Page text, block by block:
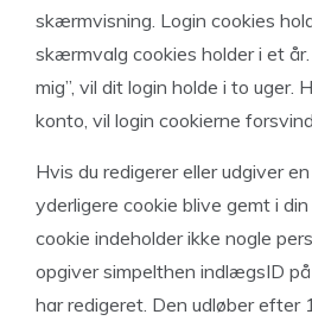
skærmvisning. Login cookies
skærmvalg cookies holder i et
mig”, vil dit login holde i to uger.
konto, vil login cookierne
Hvis du redigerer eller udgiver
yderligere cookie blive gemt i
cookie indeholder ikke nogle
opgiver simpelthen indlægsID
har redigeret. Den udløber efter